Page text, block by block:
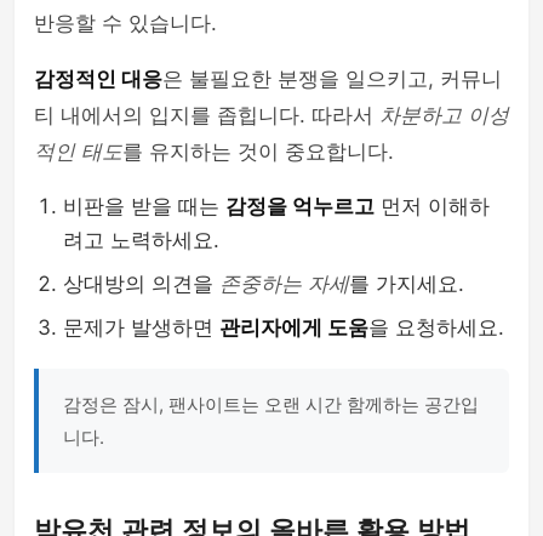
반응할 수 있습니다.
감정적인 대응은 불필요한 분쟁을 일으키고, 커뮤니
티 내에서의 입지를 좁힙니다. 따라서 차분하고 이성
적인 태도를 유지하는 것이 중요합니다.
비판을 받을 때는 감정을 억누르고 먼저 이해하
려고 노력하세요.
상대방의 의견을 존중하는 자세를 가지세요.
문제가 발생하면 관리자에게 도움을 요청하세요.
감정은 잠시, 팬사이트는 오랜 시간 함께하는 공간입
니다.